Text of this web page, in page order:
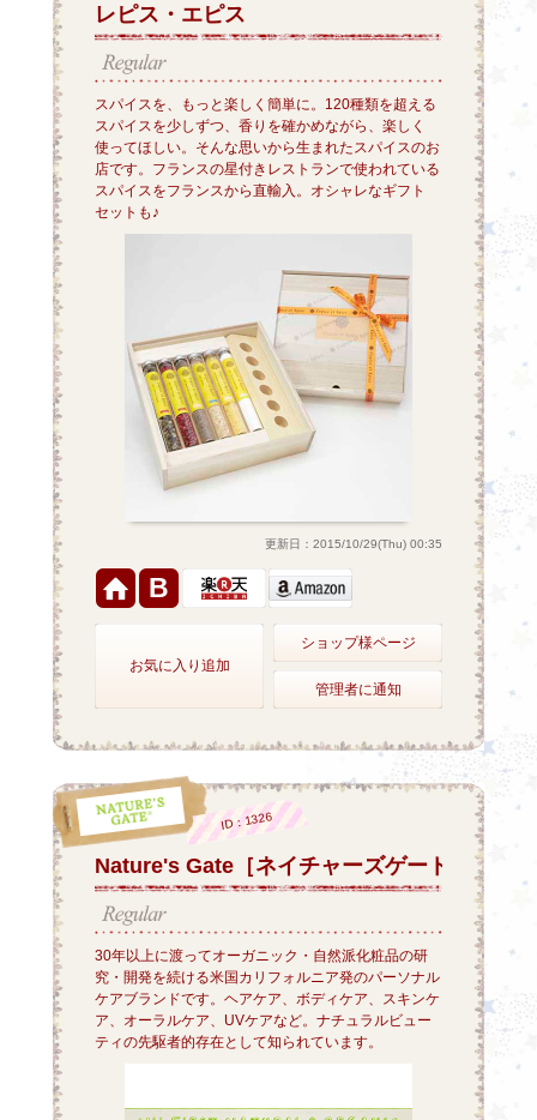
レピス・エピス
スパイスを、もっと楽しく簡単に。120種類を超える
スパイスを少しずつ、香りを確かめながら、楽しく
使ってほしい。そんな思いから生まれたスパイスのお
店です。フランスの星付きレストランで使われている
スパイスをフランスから直輸入。オシャレなギフト
セットも♪
更新日：2015/10/29(Thu) 00:35
B
お気に入り追加
ショップ様ページ
管理者に通知
Nature's Gate［ネイチャーズゲート］
ID：1326
30年以上に渡ってオーガニック・自然派化粧品の研
究・開発を続ける米国カリフォルニア発のパーソナル
ケアブランドです。ヘアケア、ボディケア、スキンケ
ア、オーラルケア、UVケアなど。ナチュラルビュー
ティの先駆者的存在として知られています。